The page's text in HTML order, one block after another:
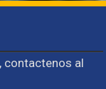
contactenos al